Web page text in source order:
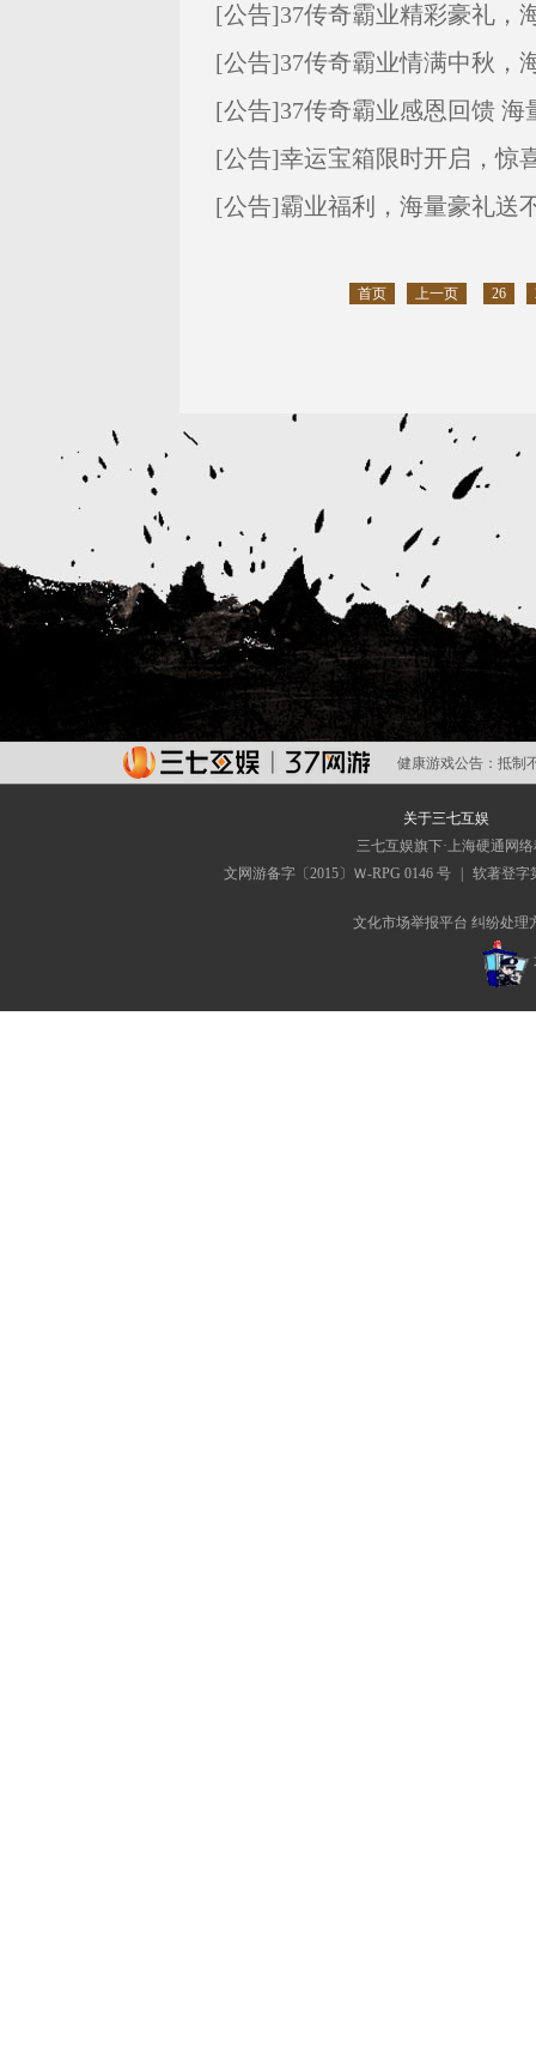
[公告]37传奇霸业精彩豪礼，
[公告]37传奇霸业情满中秋，
[公告]37传奇霸业感恩回馈 海
[公告]幸运宝箱限时开启，惊
[公告]霸业福利，海量豪礼送
首页 上一页 26
健康游戏公告： 抵制
关于三七互娱
三七互娱旗下·上海硬通网
文网游备字〔2015〕Ｗ-RPG 0146 号
软著登字
文化市场举报平台 纠纷处理